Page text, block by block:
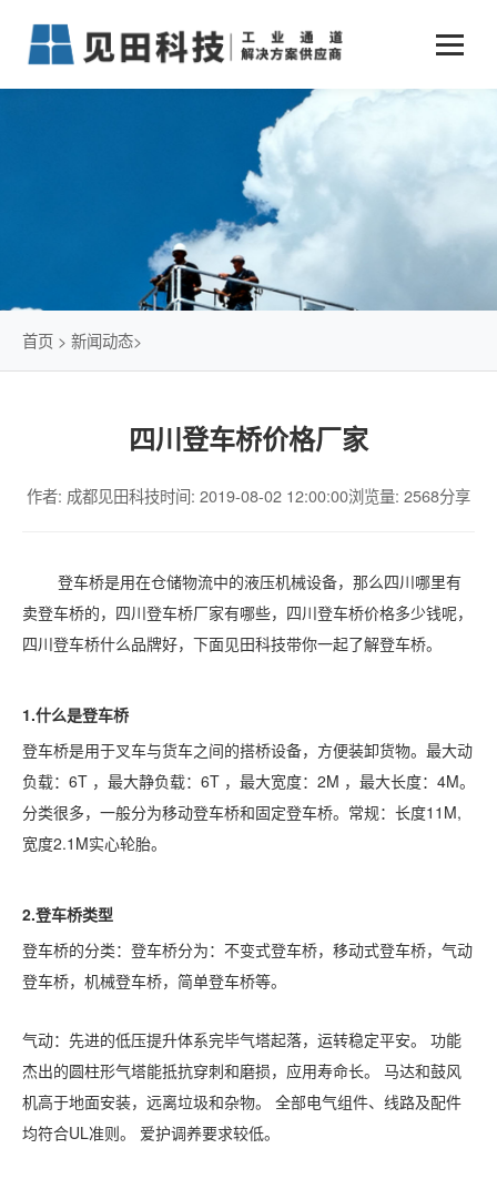
业务中心
仓储物流通道解决方案
智能立体库解决方案
简易升降机解决方案
新闻动态 +
传统仓储物流
石油化工行业
发展历程
首页 > 新闻动态>
四川登车桥价格厂家
作者: 成都见田科技时间: 2019-08-02 12:00:00浏览量: 2568分享
登车桥是用在仓储物流中的液压机械设备，那么四川哪里有
卖登车桥的，四川登车桥厂家有哪些，四川登车桥价格多少钱呢，
四川登车桥什么品牌好，下面见田科技带你一起了解登车桥。
1.什么是登车桥
登车桥是用于叉车与货车之间的搭桥设备，方便装卸货物。最大动
负载： 6T ，最大静负载：6T ，最大宽度：2M ，最大长度：4M。
分类很多，一般分为移动登车桥和固定登车桥。常规：长度11M,
宽度2.1M实心轮胎。
2.登车桥类型
登车桥的分类：登车桥分为：不变式登车桥，移动式登车桥，气动
登车桥，机械登车桥，简单登车桥等。
气动：先进的低压提升体系完毕气塔起落，运转稳定平安。 功能
杰出的圆柱形气塔能抵抗穿刺和磨损，应用寿命长。 马达和鼓风
机高于地面安装，远离垃圾和杂物。 全部电气组件、线路及配件
均符合UL准则。 爱护调养要求较低。